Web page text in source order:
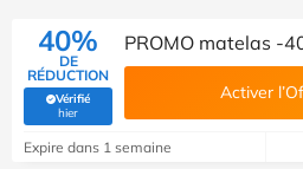
40%
DE
RÉDUCTION
Vérifié
hier(Vérifié par Savoo)
PROMO matelas -
Activer
Expire dans 1 semaine